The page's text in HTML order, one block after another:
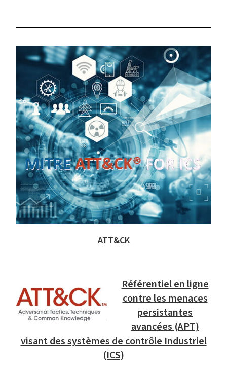
ATT&CK
Référentiel en ligne
contre les menaces
persistantes
avancées (APT)
visant des systèmes de contrôle Industriel
(ICS)